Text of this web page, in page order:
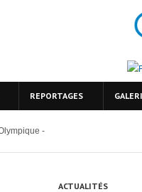
REPORTAGES
-
ACTUALITÉS